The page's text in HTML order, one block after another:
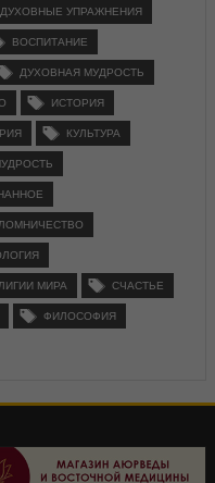
ДУХОВНЫЕ УПРАЖНЕНИЯ
ВОСПИТАНИЕ
ДУХОВНАЯ МУДРОСТЬ
ИСТОРИЯ
КУЛЬТУРА
МИРА СЧАСТЬЕ
ФИЛОСОФИЯ